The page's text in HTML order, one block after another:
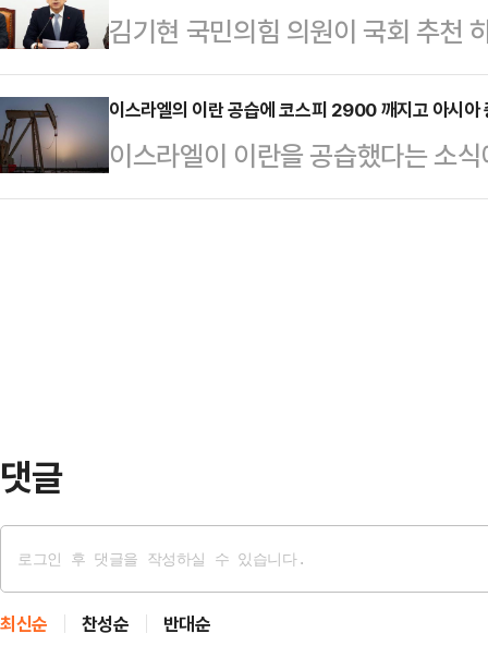
12명의 주요 군 인사들이 사망했다
메네이의 핵심 측근인…
장들의 간담회장에 웃음꽃이 피었
서전을 읽어봤다고 밝히면서다.이
공헌 활동은 청소년 교육과 낙후된
게 할 수 있게 포커스를 맞춰서 하
는 "(이…
김기현 국민의힘 의원이 국회 추천
특검' 지명을 속전속결로 마친 이재
데간데 없고 '인치(人治)'만 난무하
버렸다"고 비판했다.김기현 의원은
지명 소식을 가리켜 "'정치보복은
이스라엘의 이란 공습에 코스피 2900 깨지고 아시아
이스라엘이 이란을 공습했다는 소
로 돌아섰다. 13일 한국거래소에
댓글
최신순 찬성순 반대순